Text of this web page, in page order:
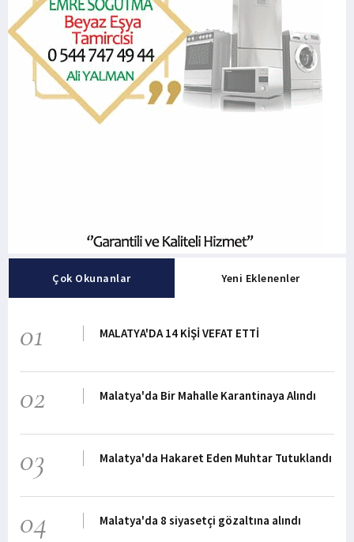
Çok Okunanlar Yeni Eklenenler
01 MALATYA'DA 14 KİŞİ VEFAT ETTİ
02 Malatya'da Bir Mahalle Karantinaya Alındı
03 Malatya'da Hakaret Eden Muhtar Tutuklandı
04 Malatya'da 8 siyasetçi gözaltına alındı